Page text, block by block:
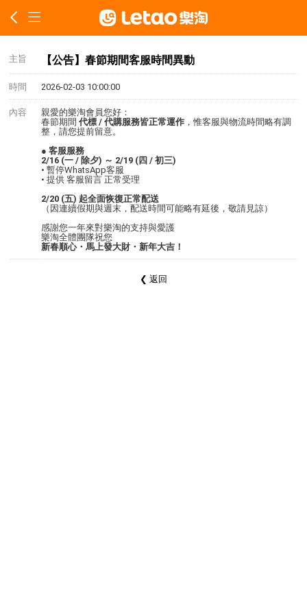
主旨 【公告】春節期間客服時間異動
時間 2026-02-03 10:00:00
內容
親愛的樂淘會員您好：
春節期間代標 / 代購服務皆正常運作 ，惟客服與物流時間略有調
整，請您提前留意。
● 客服服務
2/16 (一 / 除夕) ～ 2/19 (四 / 初三)
• 暫停WhatsApp客服
• 提供 客服留言 正常受理
2/20 (五) 起全面恢復正常配送
（因連續假期與週末，配送時間可能略有延後，敬請見諒）
感謝您一年來對樂淘的支持與愛護
樂淘全體團隊祝您
新春順心・馬上發大財・新年大吉！
❮ 返回